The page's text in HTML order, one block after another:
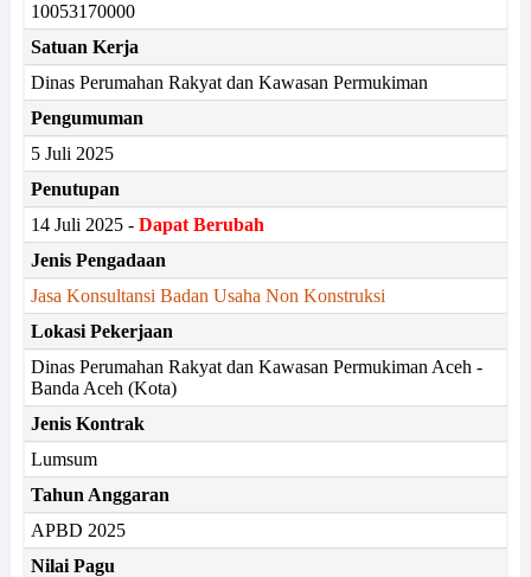
10053170000
Satuan Kerja
Dinas Perumahan Rakyat dan Kawasan Permukiman
Pengumuman
5 Juli 2025
Penutupan
14 Juli 2025 - Dapat Berubah
Jenis Pengadaan
Jasa Konsultansi Badan Usaha Non Konstruksi
Lokasi Pekerjaan
Dinas Perumahan Rakyat dan Kawasan Permukiman Aceh -
Banda Aceh (Kota)
Jenis Kontrak
Lumsum
Tahun Anggaran
APBD 2025
Nilai Pagu